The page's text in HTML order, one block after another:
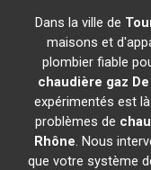
Dans la ville de
maisons et
plombier fiable
chaudière gaz
expérimentés est
problèmes de
Rhône. Nous
que votre système